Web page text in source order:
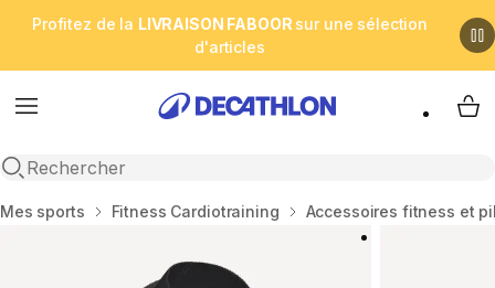
Profitez de la LIVRAISON FABOOR sur une sélection
d'articles
Menu
Open search
My
Accueil
Mes sports Fitness Cardiotraining Accessoires fitness et